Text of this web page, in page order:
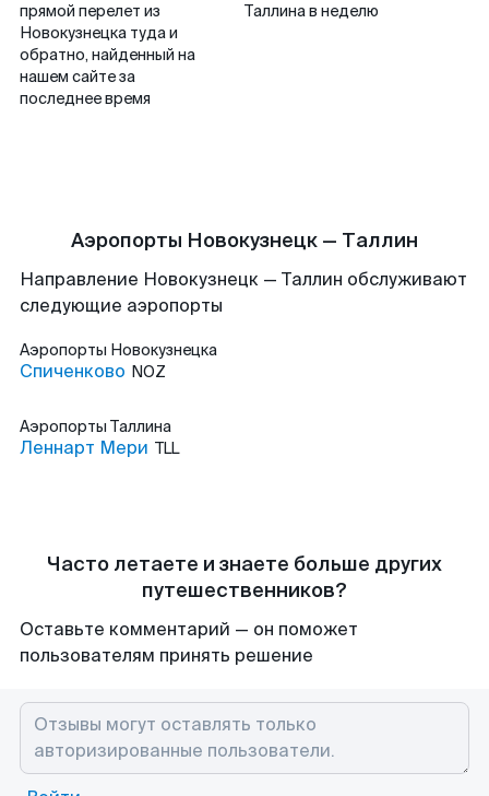
прямой перелет из
Новокузнецка туда и
обратно, найденный на
нашем сайте за
последнее время
Таллина в неделю
Аэропорты Новокузнецк — Таллин
Направление Новокузнецк — Таллин обслуживают
следующие аэропорты
Аэропорты Новокузнецка
Спиченково NOZ
Аэропорты Таллина
Леннарт Мери TLL
Часто летаете и знаете больше других
путешественников?
Оставьте комментарий — он поможет
пользователям принять решение